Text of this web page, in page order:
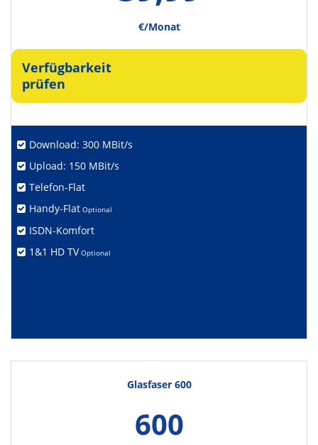
€/Monat
Verfügbarkeit
prüfen
Download: 300 MBit/s
Upload: 150 MBit/s
Telefon-Flat
Handy-Flat Optional
ISDN-Komfort
1&1 HD TV Optional
Glasfaser 600
600